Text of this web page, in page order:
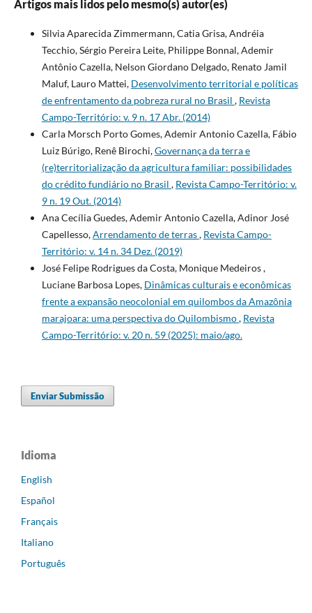
Artigos mais lidos pelo mesmo(s) autor(es)
Silvia Aparecida Zimmermann, Catia Grisa, Andréia
Tecchio, Sérgio Pereira Leite, Philippe Bonnal, Ademir
Antônio Cazella, Nelson Giordano Delgado, Renato Jamil
Maluf, Lauro Mattei, Desenvolvimento territorial e políticas
de enfrentamento da pobreza rural no Brasil , Revista
Campo-Território: v. 9 n. 17 Abr. (2014)
Carla Morsch Porto Gomes, Ademir Antonio Cazella, Fábio
Luiz Búrigo, Renê Birochi,Governança da terra e
(re)territorialização da agricultura familiar: possibilidades
do crédito fundiário no Brasil , Revista Campo-Território: v.
9 n. 19 Out. (2014)
Ana Cecília Guedes, Ademir Antonio Cazella, Adinor José
Capellesso,Arrendamento de terras, Revista Campo-
Território: v. 14 n. 34 Dez. (2019)
José Felipe Rodrigues da Costa, Monique Medeiros ,
Luciane Barbosa Lopes, Dinâmicas culturais e econômicas
frente a expansão neocolonial em quilombos da Amazônia
marajoara: uma perspectiva do Quilombismo, Revista
Campo-Território: v. 20 n. 59 (2025): maio/ago.
Enviar Submissão
Idioma
English
Español
Français
Italiano
Português